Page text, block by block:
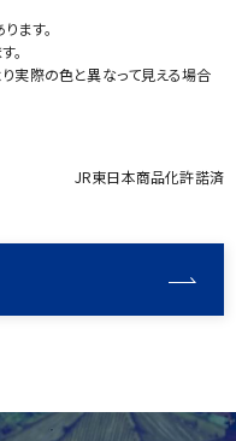
ます。
。
実際の色と異なって見える場合
JR東日本商品化許諾済